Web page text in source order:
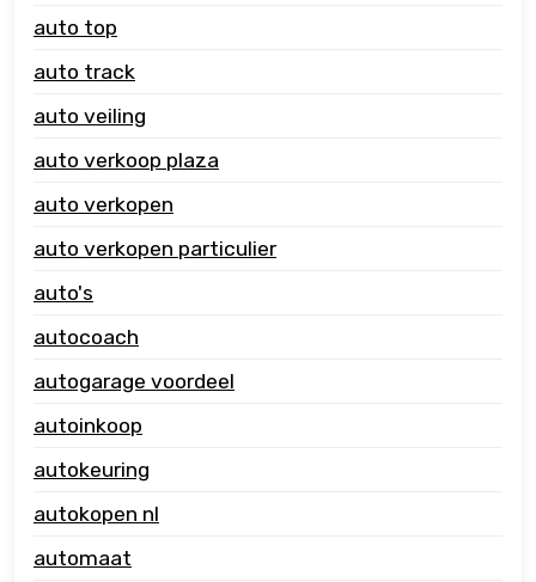
auto top
auto track
auto veiling
auto verkoop plaza
auto verkopen
auto verkopen particulier
auto's
autocoach
autogarage voordeel
autoinkoop
autokeuring
autokopen nl
automaat